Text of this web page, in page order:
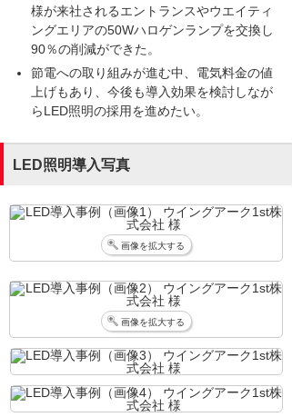
様が来社されるエントランスやウエイティ
ングエリアの50Wハロゲンランプを交換し
90％の削減ができた。
節電への取り組みが進む中、電気料金の値
上げもあり、今後も導入効果を検討しなが
らLED照明の採用を進めたい。
LED照明導入写真
画像を拡大する
画像を拡大する